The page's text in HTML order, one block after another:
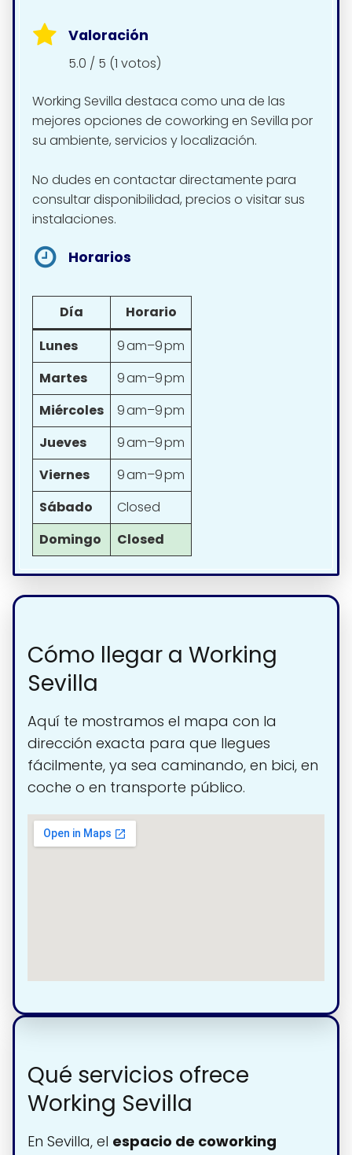
Valoración
5.0 / 5 (1 votos)
Working Sevilla destaca como una de las
mejores opciones de coworking en Sevilla por
su ambiente, servicios y localización.
No dudes en contactar directamente para
consultar disponibilidad, precios o visitar sus
instalaciones.
Horarios
Día
Horario
Lunes
9 am–9 pm
Martes
9 am–9 pm
Miércoles
9 am–9 pm
Jueves
9 am–9 pm
Viernes
9 am–9 pm
Sábado
Closed
Domingo
Closed
Cómo llegar a Working
Sevilla
Aquí te mostramos el mapa con la
dirección exacta para que llegues
fácilmente, ya sea caminando, en bici, en
coche o en transporte público.
Qué servicios ofrece
Working Sevilla
En Sevilla, el espacio de coworking